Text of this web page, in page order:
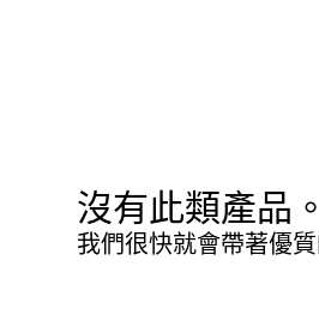
沒有此類產品。
我們很快就會帶著優